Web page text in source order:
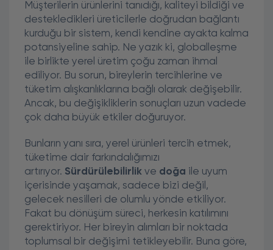
Müşterilerin ürünlerini tanıdığı, kaliteyi bildiği ve
destekledikleri üreticilerle doğrudan bağlantı
kurduğu bir sistem, kendi kendine ayakta kalma
potansiyeline sahip. Ne yazık ki, globalleşme
ile birlikte yerel üretim çoğu zaman ihmal
ediliyor. Bu sorun, bireylerin tercihlerine ve
tüketim alışkanlıklarına bağlı olarak değişebilir.
Ancak, bu değişikliklerin sonuçları uzun vadede
çok daha büyük etkiler doğuruyor.
Bunların yanı sıra, yerel ürünleri tercih etmek,
tüketime dair farkındalığımızı
artırıyor. Sürdürülebilirlik ve doğa ile uyum
içerisinde yaşamak, sadece bizi değil,
gelecek nesilleri de olumlu yönde etkiliyor.
Fakat bu dönüşüm süreci, herkesin katılımını
gerektiriyor. Her bireyin alımları bir noktada
toplumsal bir değişimi tetikleyebilir. Buna göre,